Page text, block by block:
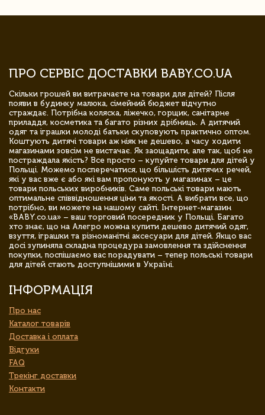
ПРО СЕРВІС ДОСТАВКИ BABY.CO.UA
Скільки грошей ви витрачаєте на товари для дітей? Після
появи в будинку малюка, сімейний бюджет відчутно
страждає. Потрібна коляска, ліжечко, горщик, санітарне
приладдя, косметика та багато різних дрібниць. А дитячий
одяг та іграшки молоді батьки скуповують практично оптом.
Коштують дитячі товари аж ніяк не дешево, а часу ходити
магазинами зовсім не вистачає. Як заощадити, але так, щоб не
постраждала якість? Все просто – купуйте товари для дітей у
Польщі. Можемо посперечатися, що більшість дитячих речей,
які у вас вже є або які вам пропонують у магазинах – це
товари польських виробників. Саме польські товари мають
оптимальне співвідношення ціни та якості. А вибрати все, що
потрібно, ви можете на нашому сайті. Інтернет-магазин
«BABY.co.ua» – ваш торговий посередник у Польщі. Багато
хто знає, що на Алегро можна купити дешево дитячий одяг,
взуття, іграшки та різноманітні аксесуари для дітей. Якщо вас
досі зупиняла складна процедура замовлення та здійснення
покупки, поспішаємо вас порадувати – тепер польські товари
для дітей стають доступнішими в Україні.
ІНФОРМАЦІЯ
Про нас
Каталог товарів
Доставка і оплата
Відгуки
FAQ
Трекінг доставки
Контакти